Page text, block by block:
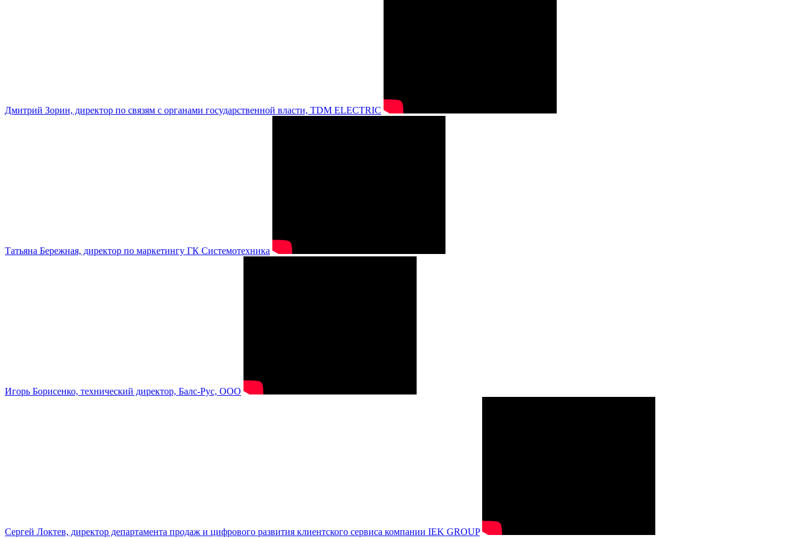
Дмитрий Зорин, директор по связям с органами государственной власти, TDM ELECTRIC
Татьяна Бережная, директор по маркетингу ГК Системотехника
Игорь Борисенко, технический директор, Балс-Рус, ООО
Сергей Локтев, директор департамента продаж и цифрового развития клиентского сервиса компании IEK GROUP